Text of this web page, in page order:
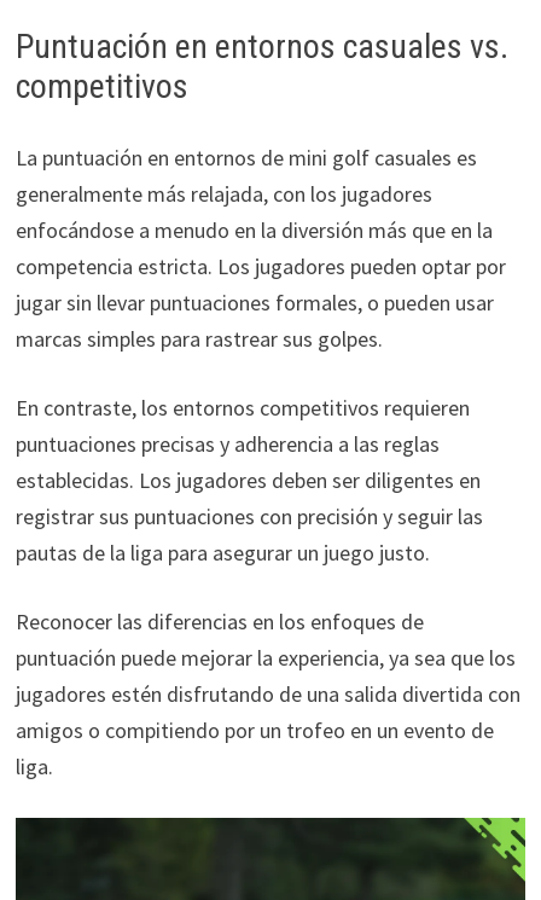
Puntuación en entornos casuales vs.
competitivos
La puntuación en entornos de mini golf casuales es
generalmente más relajada, con los jugadores
enfocándose a menudo en la diversión más que en la
competencia estricta. Los jugadores pueden optar por
jugar sin llevar puntuaciones formales, o pueden usar
marcas simples para rastrear sus golpes.
En contraste, los entornos competitivos requieren
puntuaciones precisas y adherencia a las reglas
establecidas. Los jugadores deben ser diligentes en
registrar sus puntuaciones con precisión y seguir las
pautas de la liga para asegurar un juego justo.
Reconocer las diferencias en los enfoques de
puntuación puede mejorar la experiencia, ya sea que los
jugadores estén disfrutando de una salida divertida con
amigos o compitiendo por un trofeo en un evento de
liga.